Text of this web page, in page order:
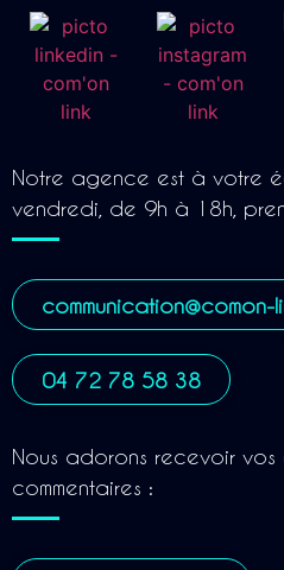
Notre agence est à votre
vendredi, de 9h à 18h,
communication@comon-
04 72 78 58 38
Nous adorons recevoir vos
commentaires :